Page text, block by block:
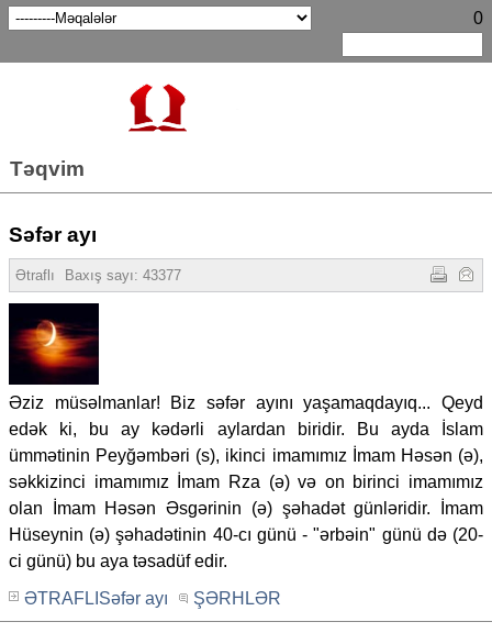
0
Təqvim
Səfər ayı
Ətraflı Baxış sayı: 43377
Əziz müsəlmanlar! Biz səfər ayını yaşamaqdayıq... Qeyd
edək ki, bu ay kədərli aylardan biridir. Bu ayda İslam
ümmətinin Peyğəmbəri (s), ikinci imamımız İmam Həsən (ə),
səkkizinci imamımız İmam Rza (ə) və on birinci imamımız
olan İmam Həsən Əsgərinin (ə) şəhadət günləridir. İmam
Hüseynin (ə) şəhadətinin 40-cı günü - "ərbəin" günü də (20-
ci günü) bu aya təsadüf edir.
ƏTRAFLISəfər ayı
ŞƏRHLƏR